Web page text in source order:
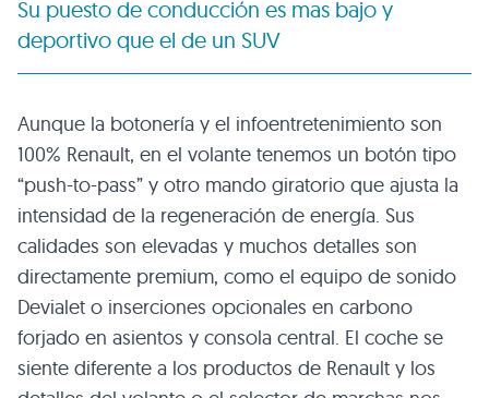
Su puesto de conducción es mas bajo y
deportivo que el de un SUV
Aunque la botonería y el infoentretenimiento son
100% Renault, en el volante tenemos un botón tipo
“push-to-pass” y otro mando giratorio que ajusta la
intensidad de la regeneración de energía. Sus
calidades son elevadas y muchos detalles son
directamente premium, como el equipo de sonido
Devialet o inserciones opcionales en carbono
forjado en asientos y consola central. El coche se
siente diferente a los productos de Renault y los